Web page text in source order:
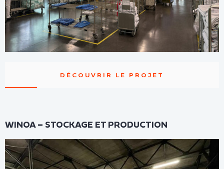
DÉCOUVRIR LE PROJET
WINOA – STOCKAGE ET PRODUCTION